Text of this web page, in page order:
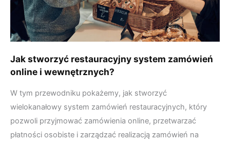
Jak stworzyć restauracyjny system zamówień
online i wewnętrznych?
W tym przewodniku pokażemy, jak stworzyć
wielokanałowy system zamówień restauracyjnych, który
pozwoli przyjmować zamówienia online, przetwarzać
płatności osobiste i zarządzać realizacją zamówień na